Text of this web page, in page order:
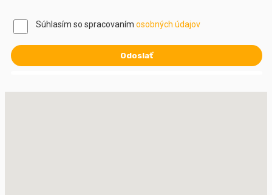
Súhlasím so spracovaním osobných údajov